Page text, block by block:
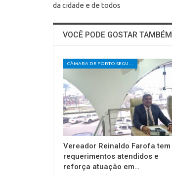
da cidade e de todos
VOCÊ PODE GOSTAR TAMBÉM
Vereador Reinaldo Farofa tem
requerimentos atendidos e
reforça atuação em…